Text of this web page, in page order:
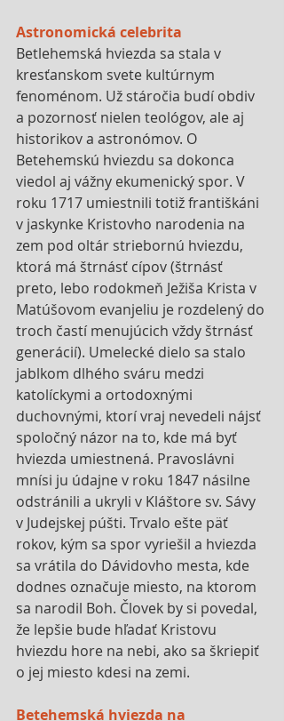
Astronomická celebrita
Betlehemská hviezda sa stala v
kresťanskom svete kultúrnym
fenoménom. Už stáročia budí obdiv
a pozornosť nielen teológov, ale aj
historikov a astronómov. O
Betehemskú hviezdu sa dokonca
viedol aj vážny ekumenický spor. V
roku 1717 umiestnili totiž františkáni
v jaskynke Kristovho narodenia na
zem pod oltár striebornú hviezdu,
ktorá má štrnásť cípov (štrnásť
preto, lebo rodokmeň Ježiša Krista v
Matúšovom evanjeliu je rozdelený do
troch častí menujúcich vždy štrnásť
generácií). Umelecké dielo sa stalo
jablkom dlhého sváru medzi
katolíckymi a ortodoxnými
duchovnými, ktorí vraj nevedeli nájsť
spoločný názor na to, kde má byť
hviezda umiestnená. Pravoslávni
mnísi ju údajne v roku 1847 násilne
odstránili a ukryli v Kláštore sv. Sávy
v Judejskej púšti. Trvalo ešte päť
rokov, kým sa spor vyriešil a hviezda
sa vrátila do Dávidovho mesta, kde
dodnes označuje miesto, na ktorom
sa narodil Boh. Človek by si povedal,
že lepšie bude hľadať Kristovu
hviezdu hore na nebi, ako sa škriepiť
o jej miesto kdesi na zemi.
Betehemská hviezda na